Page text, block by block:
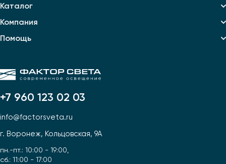
+7 960 123 02 03
info@factorsveta.ru
г. Воронеж, Кольцовская, 9А
пн.-пт.: 10:00 - 19:00,
сб.: 11:00 - 17:00
Каталог
Компания
Помощь